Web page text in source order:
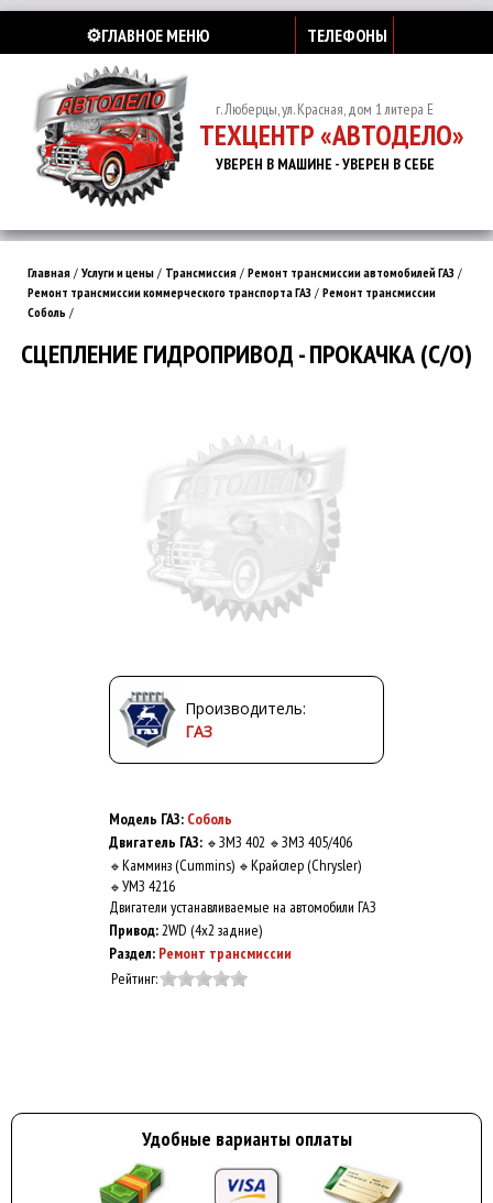
⚙️ГЛАВНОЕ МЕНЮ ТЕЛЕФОНЫ
г. Люберцы, ул. Красная, дом 1 литера Е
ТЕХЦЕНТР «АВТОДЕЛО»
УВЕРЕН В МАШИНЕ - УВЕРЕН В СЕБЕ
Главная / Услуги и цены / Трансмиссия / Ремонт трансмиссии автомобилей ГАЗ /
Ремонт трансмиссии коммерческого транспорта ГАЗ / Ремонт трансмиссии
Соболь /
СЦЕПЛЕНИЕ ГИДРОПРИВОД - ПРОКАЧКА (С/О)
Производитель:
ГАЗ
Модель ГАЗ: Соболь
Двигатель ГАЗ: 🔹 ЗМЗ 402 🔹 ЗМЗ 405/406
🔹 Камминз (Cummins) 🔹 Крайслер (Chrysler)
🔹 УМЗ 4216
Двигатели устанавливаемые на автомобили ГАЗ
Привод:2WD (4x2 задние)
Раздел: Ремонт трансмиссии
Рейтинг:
Удобные варианты оплаты